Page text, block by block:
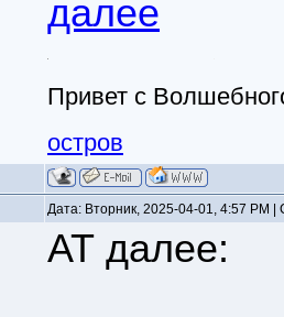
далее
Привет с
остров
Дата: Вторник, 2025-04-01, 4:57 PM
АТ далее: